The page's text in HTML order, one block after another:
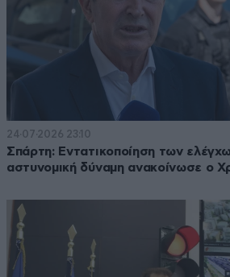
24·07·2026 23:10
Σπάρτη: Εντατικοποίηση των
αστυνομική δύναμη ανακοίνωσε ο